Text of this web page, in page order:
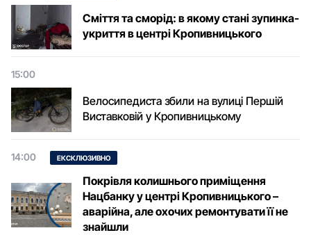
Сміття та сморід: в якому стані зупинка-
укриття в центрі Кропивницького
15:00
Велосипедиста збили на вулиці Першій
Виставковій у Кропивницькому
14:00 ЕКСКЛЮЗИВНО
Покрівля колишнього приміщення
Нацбанку у центрі Кропивницького –
аварійна, але охочих ремонтувати її не
знайшли